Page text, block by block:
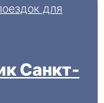
для
Санкт-